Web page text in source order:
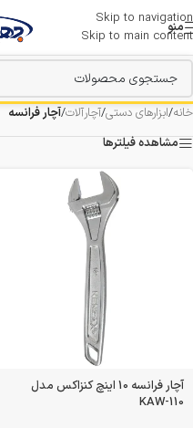
Skip to navigation
Skip to main content
منو
خانه/ابزارهای دستی/آچارآلات/آچار فرانسه
مشاهده فیلترها
آچار فرانسه 10 اینچ کنزاکس مدل
KAW-110